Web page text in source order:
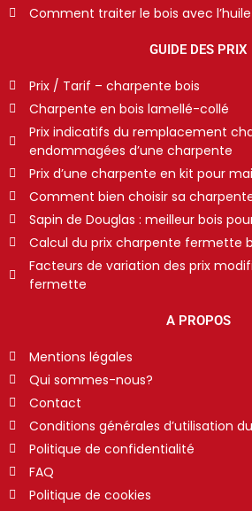
Comment traiter le bois avec
GUIDE DES PRIX
Prix / Tarif – charpente bois
Charpente en bois lamellé-collé
Prix indicatifs du remplacement
endommagées d’une charpente
Prix d’une charpente en kit pour
Comment bien choisir sa
Sapin de Douglas : meilleur bois
Calcul du prix charpente fermette
Facteurs de variation des prix
fermette
A PROPOS
Mentions légales
Qui sommes-nous?
Contact
Conditions générales d’utilisation
Politique de confidentialité
FAQ
Politique de cookies